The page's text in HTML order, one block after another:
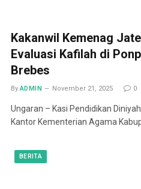
Kakanwil Kemenag
Evaluasi Kafilah di
Brebes
By ADMIN November 21, 2025 0
Ungaran – Kasi Pendidikan
Kantor Kementerian Agama
BERITA